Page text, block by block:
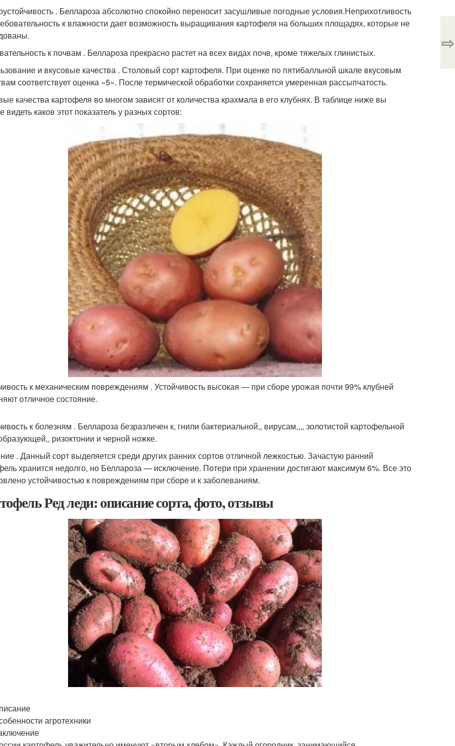
. Беллароза абсолютно спокойно переносит засушливые погодные условия.Неприхотливость
к влажности дает возможность выращивания картофеля на больших площадях, которые не
к почвам . Беллароза прекрасно растет на всех видах почв, кроме тяжелых глинистых.
и вкусовые качества . Столовый сорт картофеля. При оценке по пятибалльной шкале вкусовым
соответствует оценка «5». После термической обработки сохраняется умеренная рассыпчатость.
качества картофеля во многом зависят от количества крахмала в его клубнях. В таблице ниже вы
видеть каков этот показатель у разных сортов:
к механическим повреждениям . Устойчивость высокая — при сборе урожая почти 99% клубней
отличное состояние.
к болезням . Беллароза безразличен к, гнили бактериальной,, вирусам,,,, золотистой картофельной
ризоктонии и черной ножке.
. Данный сорт выделяется среди других ранних сортов отличной лежкостью. Зачастую ранний
хранится недолго, но Беллароза — исключение. Потери при хранении достигают максимум 6%. Все это
устойчивостью к повреждениям при сборе и к заболеваниям.
Ред леди: описание сорта, фото, отзывы
агротехники
⇨